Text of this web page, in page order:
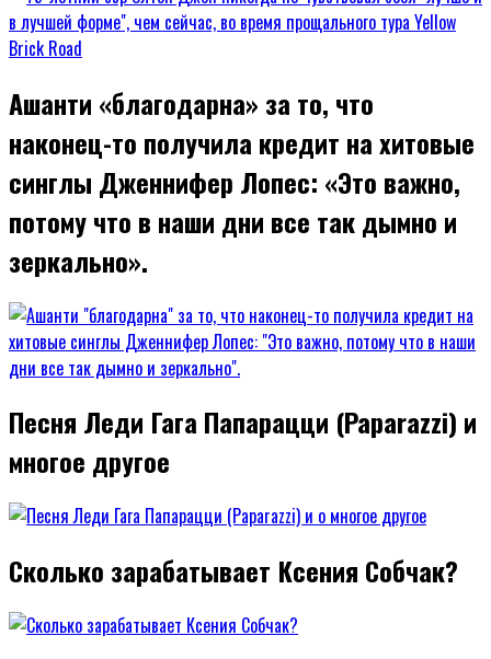
Ашанти «благодарна» за то, что
наконец-то получила кредит на хитовые
синглы Дженнифер Лопес: «Это важно,
потому что в наши дни все так дымно и
зеркально».
Песня Леди Гага Папарацци (Paparazzi) и
многое другое
Сколько зарабатывает Ксения Собчак?